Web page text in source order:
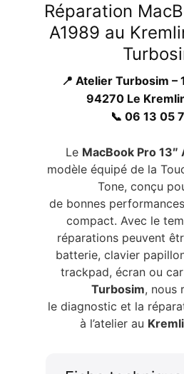
Réparation
A1989 au
📍 Atelier Turbosim –
94270 Le
📞 06 13 05
Le MacBook Pro 13″
modèle équipé de la
Tone, conçu
de bonnes
compact. Avec le
réparations peuvent
batterie, clavier
trackpad, écran ou
Turbosim, nous
le diagnostic et la
à l’atelier au